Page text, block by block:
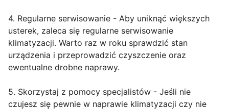
4. Regularne serwisowanie - Aby uniknąć większych
usterek, zaleca się regularne serwisowanie
klimatyzacji. Warto raz w roku sprawdzić stan
urządzenia i przeprowadzić czyszczenie oraz
ewentualne drobne naprawy.
5. Skorzystaj z pomocy specjalistów - Jeśli nie
czujesz się pewnie w naprawie klimatyzacji czy nie